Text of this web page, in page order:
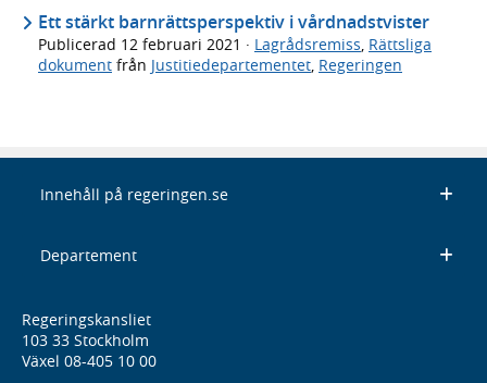
Ett stärkt barnrättsperspektiv i vårdnadstvister
Publicerad 12 februari 2021 · Lagrådsremiss, Rättsliga
dokument från Justitiedepartementet, Regeringen
Innehåll på regeringen.se
Departement
Regeringskansliet
103 33 Stockholm
Växel 08-405 10 00